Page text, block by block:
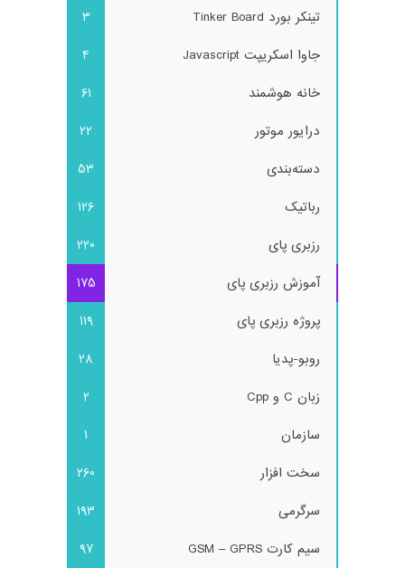
تینکر بورد Tinker Board
3
جاوا اسکریپت Javascript
4
خانه هوشمند
61
درایور موتور
22
دسته‌بندی
53
رباتیک
126
رزبری پای
220
آموزش رزبری پای
175
پروژه رزبری پای
119
روبو-پدیا
28
زبان C و Cpp
2
سازمان
1
سخت افزار
260
سرگرمی
193
سیم کارت GSM – GPRS
97